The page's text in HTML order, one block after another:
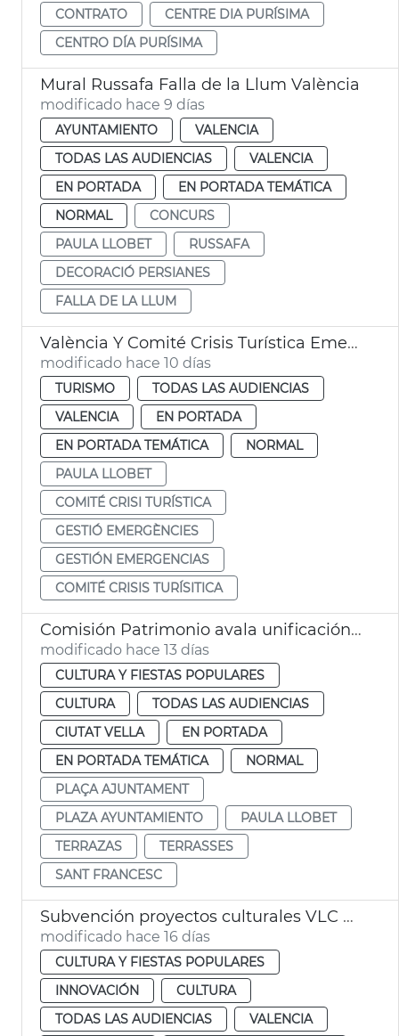
CONTRATO
CENTRE DIA PURÍSIMA
CENTRO DÍA PURÍSIMA
Mural Russafa Falla de la Llum València
modificado hace 9 días
AYUNTAMIENTO
VALENCIA
TODAS LAS AUDIENCIAS
VALENCIA
EN PORTADA
EN PORTADA TEMÁTICA
NORMAL
CONCURS
PAULA LLOBET
RUSSAFA
DECORACIÓ PERSIANES
FALLA DE LA LLUM
València Y Comité Crisis Turística Emergencias
modificado hace 10 días
TURISMO
TODAS LAS AUDIENCIAS
VALENCIA
EN PORTADA
EN PORTADA TEMÁTICA
NORMAL
PAULA LLOBET
COMITÉ CRISI TURÍSTICA
GESTIÓ EMERGÈNCIES
GESTIÓN EMERGENCIAS
COMITÉ CRISIS TURÍSITICA
Comisión Patrimonio avala unificación estética terrazas plaza Ayuntamiento València
modificado hace 13 días
CULTURA Y FIESTAS POPULARES
CULTURA
TODAS LAS AUDIENCIAS
CIUTAT VELLA
EN PORTADA
EN PORTADA TEMÁTICA
NORMAL
PLAÇA AJUNTAMENT
PLAZA AYUNTAMIENTO
PAULA LLOBET
TERRAZAS
TERRASSES
SANT FRANCESC
Subvención proyectos culturales VLC Music City
modificado hace 16 días
CULTURA Y FIESTAS POPULARES
INNOVACIÓN
CULTURA
TODAS LAS AUDIENCIAS
VALENCIA